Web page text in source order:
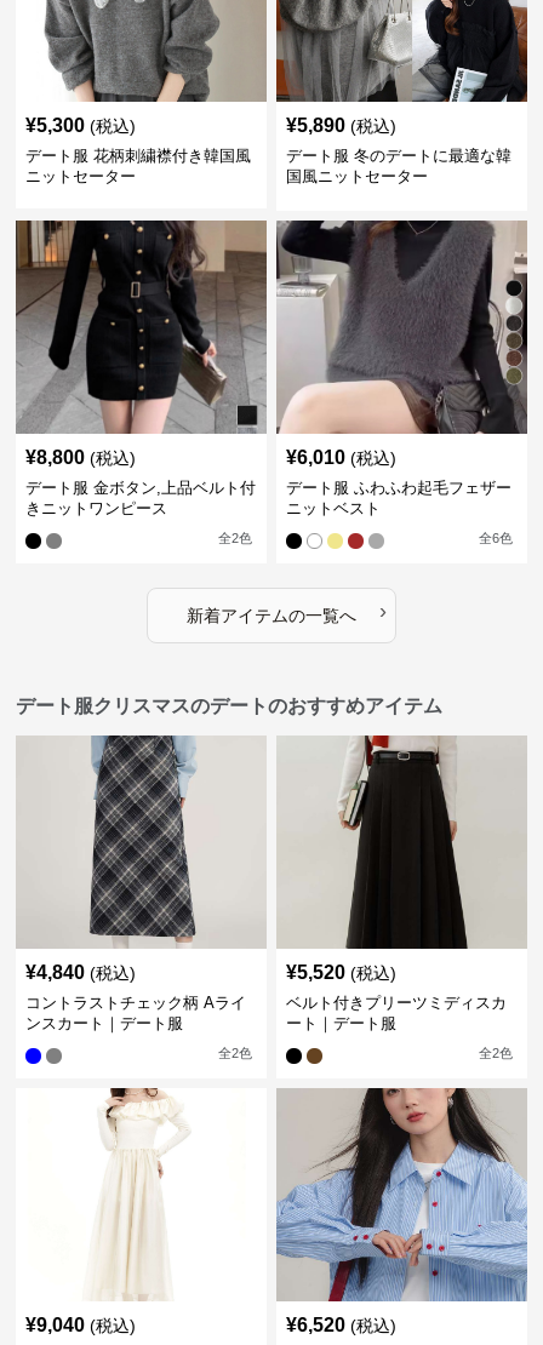
¥5,300 (税込)
デート服 花柄刺繍襟付き韓国風
ニットセーター
¥5,890 (税込)
デート服 冬のデートに最適な韓
国風ニットセーター
¥8,800 (税込)
デート服 金ボタン,上品ベルト付
きニットワンピース
全2色
¥6,010 (税込)
デート服 ふわふわ起毛フェザー
ニットベスト
全6色
新着アイテムの一覧へ ›
デート服クリスマスのデートのおすすめアイテム
¥4,840 (税込)
コントラストチェック柄 Aライ
ンスカート｜デート服
全2色
¥5,520 (税込)
ベルト付きプリーツミディスカ
ート｜デート服
全2色
¥9,040 (税込) ¥6,520 (税込)